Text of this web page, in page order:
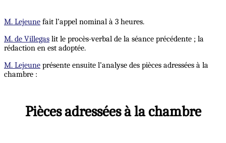
M. Lejeune fait l’appel nominal à 3 heures.
M. de Villegas lit le procès-verbal de la séance précédente ; la
rédaction en est adoptée.
M. Lejeune présente ensuite l’analyse des pièces adressées à la
chambre :
Pièces adressées à la chambre